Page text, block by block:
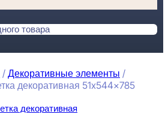
товара
/ Декоративные элементы /
декоративная 51x544x785